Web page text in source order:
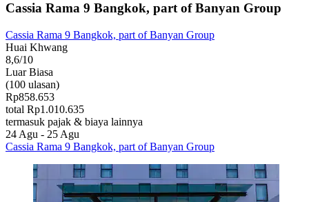
Cassia Rama 9 Bangkok, part of Banyan Group
Cassia Rama 9 Bangkok, part of Banyan Group
Huai Khwang
8,6/10
Luar Biasa
(100 ulasan)
Rp858.653
total Rp1.010.635
termasuk pajak & biaya lainnya
24 Agu - 25 Agu
Cassia Rama 9 Bangkok, part of Banyan Group